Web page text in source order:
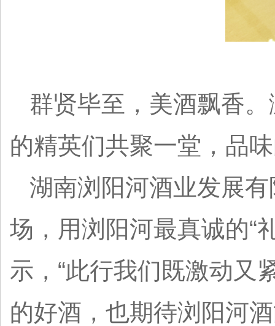
群贤毕至，美酒飘香
的精英们共聚一堂，品
湖南浏阳河酒业发展
场，用浏阳河最真诚的“
示，“此行我们既激动又
的好酒，也期待浏阳河